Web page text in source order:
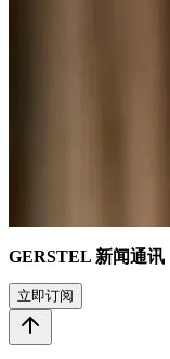
GERSTEL 新闻通讯
立即订阅
Form Dialog